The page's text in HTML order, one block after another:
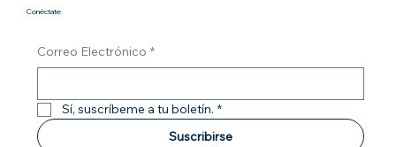
Conéctate
Correo Electrónico *
Sí, suscríbeme a tu boletín. *
Suscribirse